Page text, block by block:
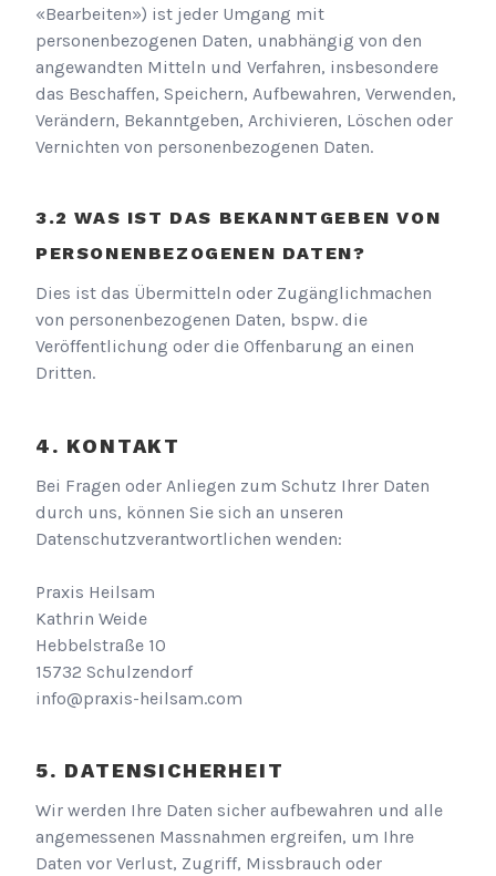
«Bearbeiten») ist jeder Umgang mit
personenbezogenen Daten, unabhängig von den
angewandten Mitteln und Verfahren, insbesondere
das Beschaffen, Speichern, Aufbewahren, Verwenden,
Verändern, Bekanntgeben, Archivieren, Löschen oder
Vernichten von personenbezogenen Daten.
WAS IST DAS BEKANNTGEBEN VON
PERSONENBEZOGENEN DATEN?
Dies ist das Übermitteln oder Zugänglichmachen
von personenbezogenen Daten, bspw. die
Veröffentlichung oder die Offenbarung an einen
Dritten.
KONTAKT
Bei Fragen oder Anliegen zum Schutz Ihrer Daten
durch uns, können Sie sich an unseren
Datenschutzverantwortlichen wenden:
Praxis Heilsam
Kathrin Weide
Hebbelstraße 10
15732 Schulzendorf
info@praxis-heilsam.com
DATENSICHERHEIT
Wir werden Ihre Daten sicher aufbewahren und alle
angemessenen Massnahmen ergreifen, um Ihre
Daten vor Verlust, Zugriff, Missbrauch oder